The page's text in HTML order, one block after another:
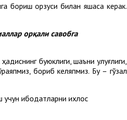
бориш орзуси билан яшаса керак.
орқали савобга
буюклиги, шаъни улуғлиги,
бориб келяпмиз. Бу – гўзал
учун ибодатларни ихлос